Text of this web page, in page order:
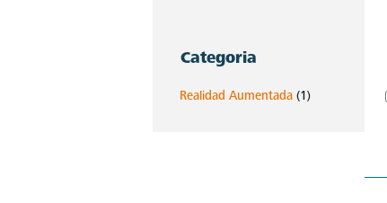
Categoria
Realidad Aumentada (1)